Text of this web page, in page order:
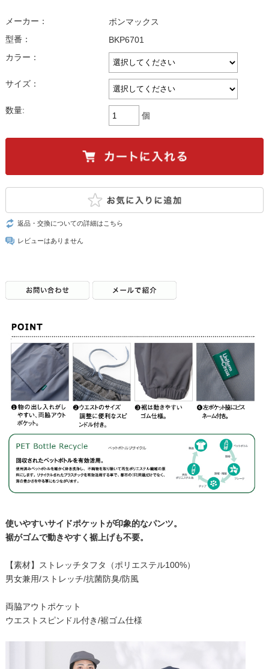
メーカー：
ボンマックス
型番：
BKP6701
カラー：
サイズ：
数量:
個
返品・交換についての詳細はこちら
レビューはありません
使いやすいサイドポケットが印象的なパンツ。
裾がゴムで動きやすく裾上げも不要。
【素材】ストレッチタフタ（ポリエステル100%）
男女兼用/ストレッチ/抗菌防臭/防風
両脇アウトポケット
ウエストスピンドル付き/裾ゴム仕様